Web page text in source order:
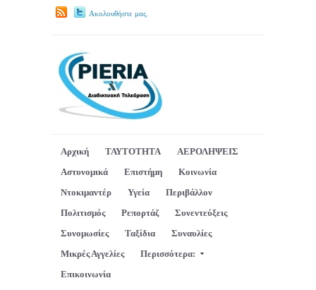
Ακολουθήστε μας.
Αρχική ΤΑΥΤΟΤΗΤΑ
ΑΕΡΟΛΗΨΕΙΣ
Αστυνομικά
Επιστήμη
Κοινωνία
Ντοκιμαντέρ
Υγεία
Περιβάλλον
Πολιτισμός
Ρεπορτάζ
Συνεντεύξεις
Συνομωσίες
Ταξίδια
Συναυλίες
Μικρές Αγγελίες
Περισσότερα:
Επικοινωνία